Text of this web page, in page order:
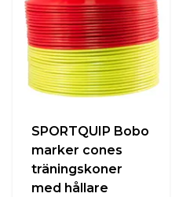
SPORTQUIP Bobo
marker cones
träningskoner
med hållare